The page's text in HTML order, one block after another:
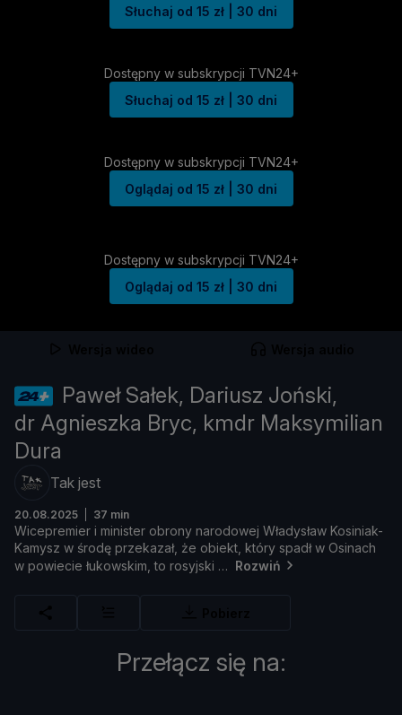
Słuchaj od 15 zł | 30 dni
Dostępny w subskrypcji TVN24+
Słuchaj od 15 zł | 30 dni
Dostępny w subskrypcji TVN24+
Oglądaj od 15 zł | 30 dni
Dostępny w subskrypcji TVN24+
Oglądaj od 15 zł | 30 dni
Paweł Sałek, Dariusz Joński,
dr Agnieszka Bryc, kmdr Maksymilian
Dura
Tak jest
20.08.2025 37 min
Wicepremier i minister obrony narodowej Władysław Kosiniak-
Kamysz w środę przekazał, że obiekt, który spadłw Osinach
w powiecie łukowskim,to rosyjski Rozwiń
Przełącz się na: